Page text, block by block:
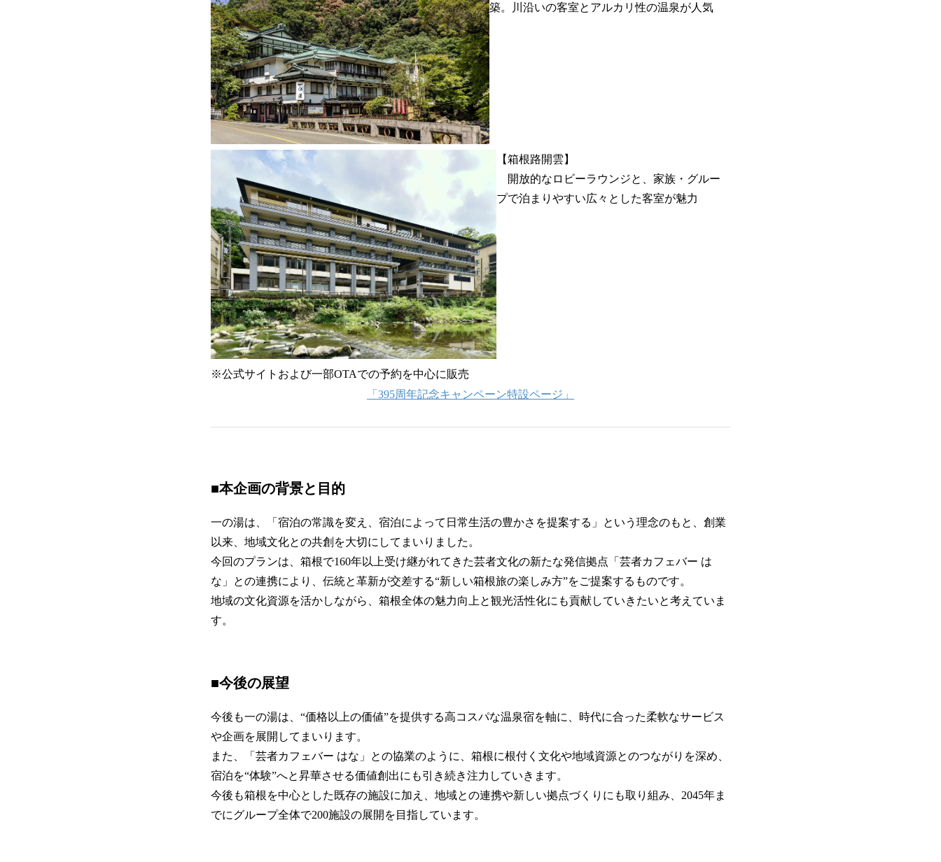
築。川沿いの客室とアルカリ性の温泉が人気
【箱根路開雲】
開放的なロビーラウンジと、家族・グルー
プで泊まりやすい広々とした客室が魅力
※公式サイトおよび一部OTAでの予約を中心に販売
「395周年記念キャンペーン特設ページ」
■本企画の背景と目的
一の湯は、「宿泊の常識を変え、宿泊によって日常生活の豊かさを提案する」という理念のもと、創業
以来、地域文化との共創を大切にしてまいりました。
今回のプランは、箱根で160年以上受け継がれてきた芸者文化の新たな発信拠点「芸者カフェバー は
な」との連携により、伝統と革新が交差する“新しい箱根旅の楽しみ方”をご提案するものです。
地域の文化資源を活かしながら、箱根全体の魅力向上と観光活性化にも貢献していきたいと考えていま
す。
■今後の展望
今後も一の湯は、“価格以上の価値”を提供する高コスパな温泉宿を軸に、時代に合った柔軟なサービス
や企画を展開してまいります。
また、「芸者カフェバー はな」との協業のように、箱根に根付く文化や地域資源とのつながりを深め、
宿泊を“体験”へと昇華させる価値創出にも引き続き注力していきます。
今後も箱根を中心とした既存の施設に加え、地域との連携や新しい拠点づくりにも取り組み、2045年ま
でにグループ全体で200施設の展開を目指しています。